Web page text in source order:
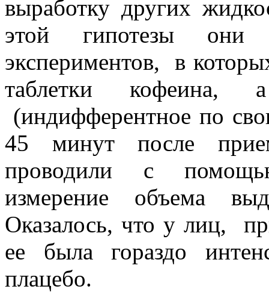
выработку других
этой гипотезы они
экспериментов, в
таблетки
(индифферентное по
45 минут после
проводили с
измерение объема
Оказалось, что у лиц,
ее была гораздо
плацебо.